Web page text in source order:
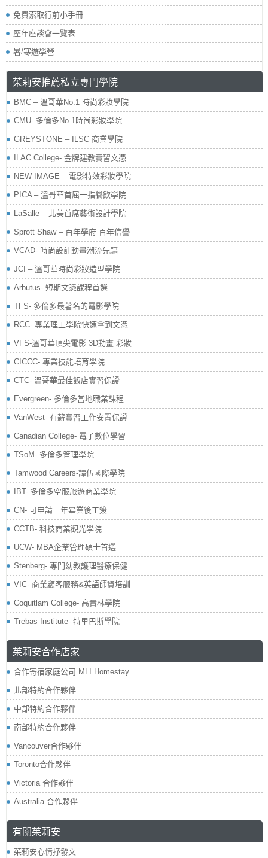
免費索取行前小手冊
歷年座談會一覽表
暑/寒遊學營
茱莉安推薦私立專門學院
BMC – 溫哥華No.1 時尚彩妝學院
CMU- 多倫多No.1時尚彩妝學院
GREYSTONE – ILSC 商業學院
ILAC College- 金牌建教實習文憑
NEW IMAGE – 電影特效彩妝學院
PICA – 溫哥華首屈一指餐飲學院
LaSalle – 北美首席藝術設計學院
Sprott Shaw – 百年學府 百年信譽
VCAD- 時尚設計動畫潮流先驅
JCI – 溫哥華時尚彩妝造型學院
Arbutus- 短期文憑課程首選
TFS- 多倫多最著名的電影學院
RCC- 專業理工學院快速拿到文憑
VFS-溫哥華頂尖電影 3D動畫 彩妝
CICCC- 專業技能培育學院
CTC- 溫哥華最佳飯店實習保證
Evergreen- 多倫多當地職業課程
VanWest- 有薪實習工作安置保證
Canadian College- 電子數位學習
TSoM- 多倫多管理學院
Tamwood Careers-譚伍國際學院
IBT- 多倫多空服旅遊商業學院
CN- 可申請三年畢業後工簽
CCTB- 科技商業觀光學院
UCW- MBA企業管理碩士首選
Stenberg- 專門幼教護理醫療保健
VIC- 商業顧客服務&英語師資培訓
Coquitlam College- 高貴林學院
Trebas Institute- 特里巴斯學院
茱莉安合作店家
合作寄宿家庭公司 MLI Homestay
北部特約合作夥伴
中部特約合作夥伴
南部特約合作夥伴
Vancouver合作夥伴
Toronto合作夥伴
Victoria 合作夥伴
Australia 合作夥伴
有關茱莉安
茱莉安心情抒發文